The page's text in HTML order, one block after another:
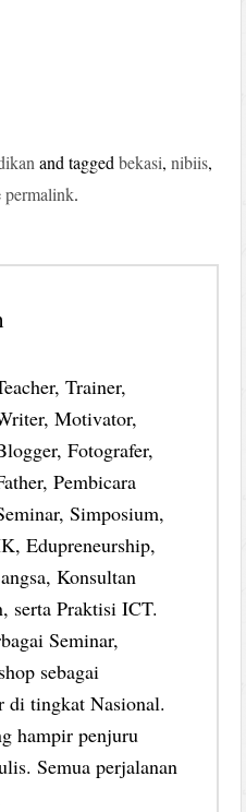
and taggedbekasi,nibiis,
permalink.
Trainer,
Motivator,
Fotografer,
Pembicara
Simposium,
Edupreneurship,
Konsultan
serta Praktisi ICT.
Seminar,
sebagai
di tingkat Nasional.
hampir penjuru
Semua perjalanan